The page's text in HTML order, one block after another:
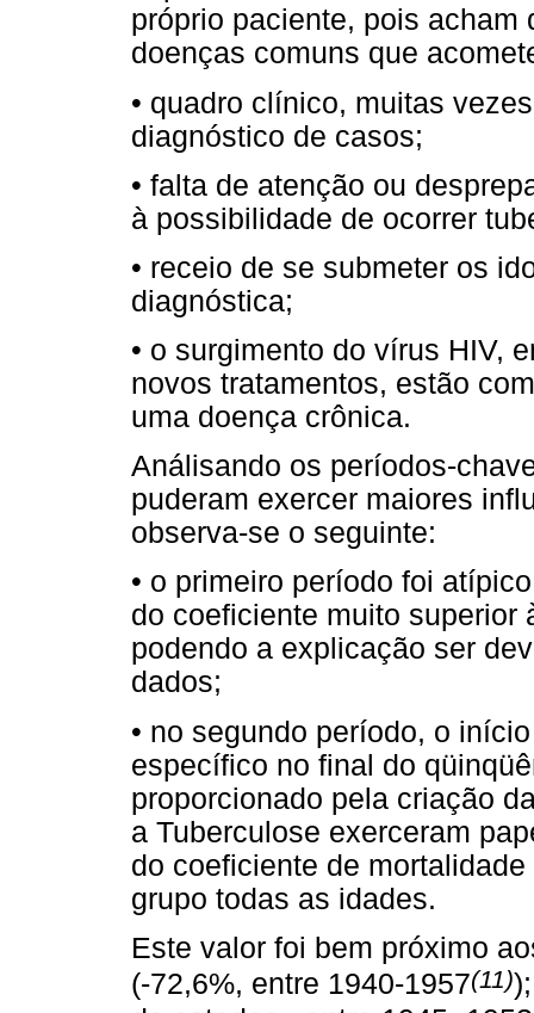
próprio paciente, pois
doenças comuns que
• quadro clínico, muitas
diagnóstico de casos;
• falta de atenção ou
à possibilidade de ocorrer
• receio de se submeter os
diagnóstica;
• o surgimento do vírus HIV,
novos tratamentos, estão
uma doença crônica.
Análisando os períodos-
puderam exercer maiores
observa-se o seguinte:
• o primeiro período foi
do coeficiente muito superior
podendo a explicação ser
dados;
• no segundo período, o
específico no final do
proporcionado pela criação
a Tuberculose exerceram
do coeficiente de
grupo todas as idades.
Este valor foi bem próximo
(-72,6%, entre 1940-1957(11)